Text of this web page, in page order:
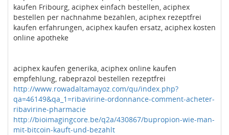
kaufen Fribourg, aciphex einfach bestellen, aciphex
bestellen per nachnahme bezahlen, aciphex rezeptfrei
kaufen erfahrungen, aciphex kaufen ersatz, aciphex kosten
online apotheke
aciphex kaufen generika, aciphex online kaufen
empfehlung, rabeprazol bestellen rezeptfrei
http://www.rowadaltamayoz.com/qu/index.php?
qa=46149&qa_1=ribavirine-ordonnance-comment-acheter-
ribavirine-pharmacie
http://bioimagingcore.be/q2a/430867/bupropion-wie-man-
mit-bitcoin-kauft-und-bezahlt